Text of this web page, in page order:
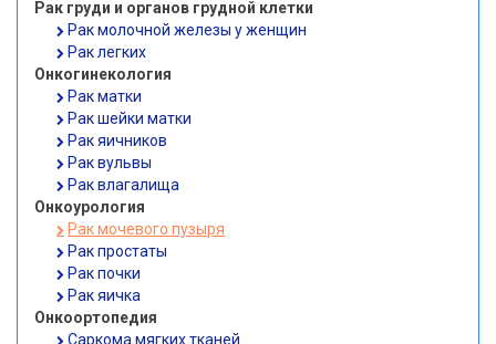
Рак груди и органов грудной клетки
Рак молочной железы у женщин
Рак легких
Онкогинекология
Рак матки
Рак шейки матки
Рак яичников
Рак вульвы
Рак влагалища
Онкоурология
Рак мочевого пузыря
Рак простаты
Рак почки
Рак яичка
Онкоортопедия
Саркома мягких тканей